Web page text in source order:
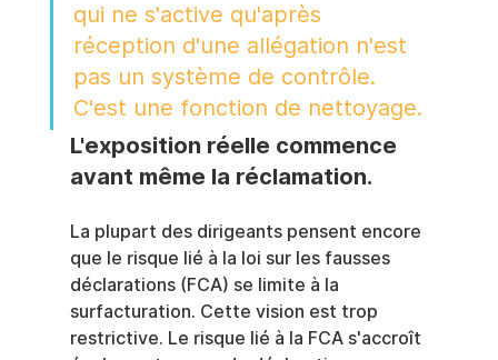
qui ne s'active qu'après
réception d'une allégation n'est
pas un système de contrôle.
C'est une fonction de nettoyage.
L'exposition réelle commence
avant même la réclamation.
La plupart des dirigeants pensent encore
que le risque lié à la loi sur les fausses
déclarations (FCA) se limite à la
surfacturation. Cette vision est trop
restrictive. Le risque lié à la FCA s'accroît